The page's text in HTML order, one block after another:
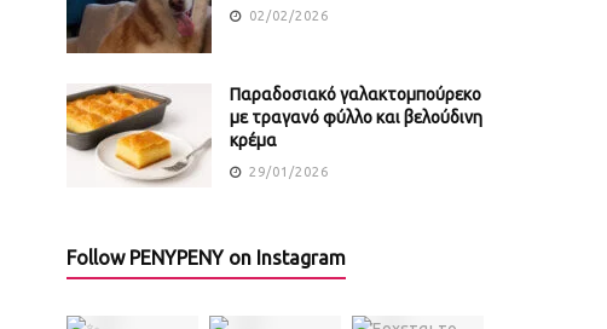
02/02/2026
Παραδοσιακό γαλακτομπούρεκο
με τραγανό φύλλο και βελούδινη
κρέμα
29/01/2026
Follow PENYPENY on Instagram